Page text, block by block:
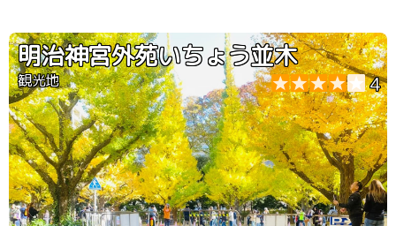
明治神宮外苑いちょう並木
観光地 4